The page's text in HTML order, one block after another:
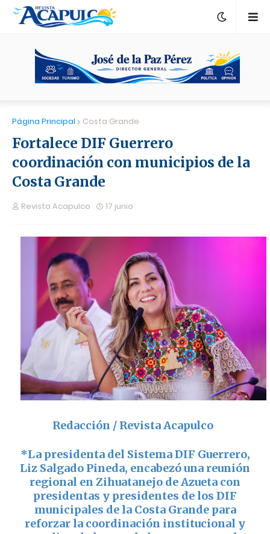
Página Principal Costa Grande
Fortalece DIF Guerrero
coordinación con municipios de la
Costa Grande
Revista Acapulco 17 junio
Redacción / Revista Acapulco
*La presidenta del Sistema DIF Guerrero,
Liz Salgado Pineda, encabezó una reunión
regional en Zihuatanejo de Azueta con
presidentas y presidentes de los DIF
municipales de la Costa Grande para
reforzar la coordinación institucional y